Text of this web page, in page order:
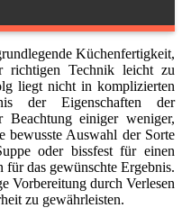
Küchenfertigkeit,
Technik leicht zu
liegt nicht in komplizierten
der Eigenschaften der
Beachtung einiger weniger,
bewusste Auswahl der Sorte
oder bissfest für einen
für das gewünschte Ergebnis.
Vorbereitung durch Verlesen
zu gewährleisten.